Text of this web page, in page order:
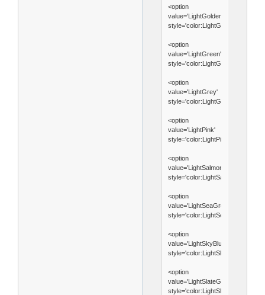
<option
value='LightGoldenrodYellow'
<option
value='LightGreen'
<option
value='LightGrey'
<option
value='LightPink'
<option
value='LightSalmon'
<option
value='LightSeaGreen'
<option
value='LightSkyBlue'
<option
value='LightSlateGray'